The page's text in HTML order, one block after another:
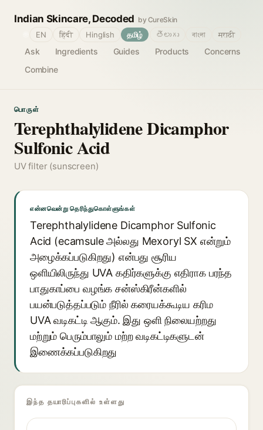
Indian Skincare, Decoded by CureSkin
Ask Ingredients Guides Products
Concerns
Combine
EN हिंदी Hinglish தமிழ் తెలుగు বাংলা मराठी
பொருள்
Terephthalylidene Dicamphor
Sulfonic Acid
UV filter (sunscreen)
என்னவென்று தெரிந்துகொள்ளுங்கள்
Terephthalylidene Dicamphor Sulfonic
Acid (ecamsule அல்லது Mexoryl SX என்றும்
அழைக்கப்படுகிறது) என்பது சூரிய
ஒளியிலிருந்து UVA கதிர்களுக்கு எதிராக பரந்த
பாதுகாப்பை வழங்க சன்ஸ்கிரீன்களில்
பயன்படுத்தப்படும் நீரில் கரையக்கூடிய கரிம
UVA வடிகட்டி ஆகும். இது ஒளி நிலையற்றது
மற்றும் பெரும்பாலும் மற்ற வடிகட்டிகளுடன்
இணைக்கப்படுகிறது
இந்த தயாரிப்புகளில் உள்ளது